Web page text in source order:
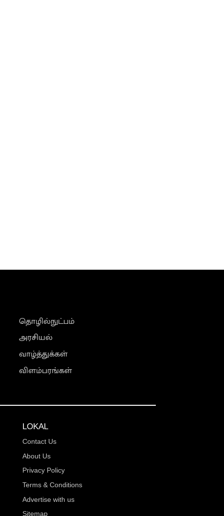
தொழில்நுட்பம்
அரசியல்
வாழ்த்துக்கள்
விளம்பரங்கள்
LOKAL
Contact Us
About Us
Privacy Policy
Terms & Conditions
Advertise with us
Sitemap